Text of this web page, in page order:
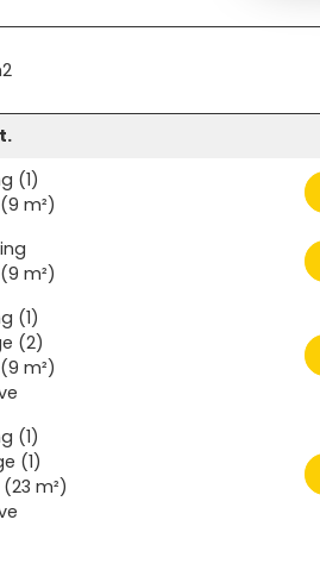
(1)
m²)
m²)
(1)
(2)
m²)
(1)
(1)
m²)